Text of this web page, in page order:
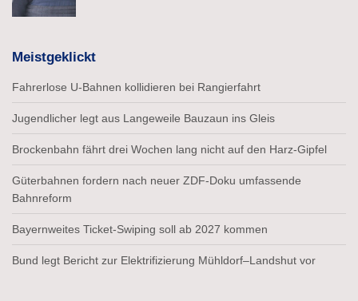
Meistgeklickt
Fahrerlose U-Bahnen kollidieren bei Rangierfahrt
Jugendlicher legt aus Langeweile Bauzaun ins Gleis
Brockenbahn fährt drei Wochen lang nicht auf den Harz-Gipfel
Güterbahnen fordern nach neuer ZDF-Doku umfassende
Bahnreform
Bayernweites Ticket-Swiping soll ab 2027 kommen
Bund legt Bericht zur Elektrifizierung Mühldorf–Landshut vor